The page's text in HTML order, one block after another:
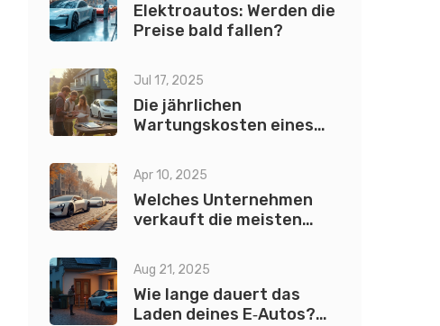
Elektroautos: Werden die
Preise bald fallen?
Jul 17, 2025
Die jährlichen
Wartungskosten eines
Besitzer wirklich zahlen
Apr 10, 2025
Welches Unternehmen
verkauft die meisten
Aug 21, 2025
Wie lange dauert das
Laden deines E‑Autos?